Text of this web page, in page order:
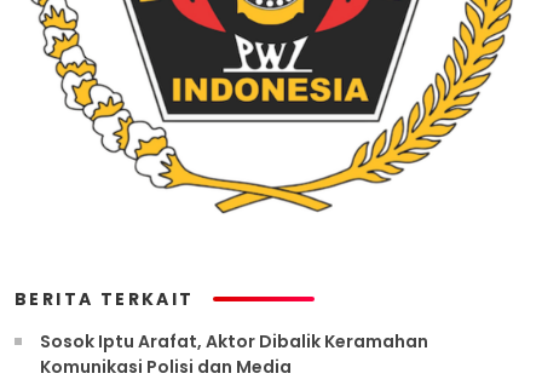
BERITA TERKAIT
Sosok Iptu Arafat, Aktor Dibalik Keramahan
Komunikasi Polisi dan Media